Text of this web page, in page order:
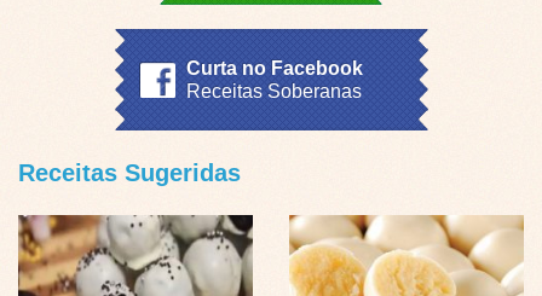
Curta no Facebook
Receitas Soberanas
Receitas Sugeridas